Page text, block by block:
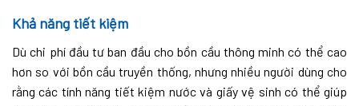
Khả năng tiết kiệm
Dù chi phí đầu tư ban đầu cho bồn cầu thông minh có thể cao
hơn so với bồn cầu truyền thống, nhưng nhiều người dùng cho
rằng các tính năng tiết kiệm nước và giấy vệ sinh có thể giúp